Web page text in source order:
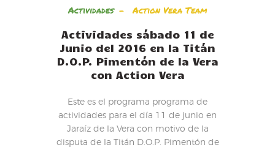
Actividades Action Vera Team
Actividades sábado 11 de
Junio del 2016 en la Titán
D.O.P. Pimentón de la Vera
con Action Vera
Este es el programa programa de
actividades para el día 11 de junio en
Jaraíz de la Vera con motivo de la
disputa de la Titán D.O.P. Pimentón de